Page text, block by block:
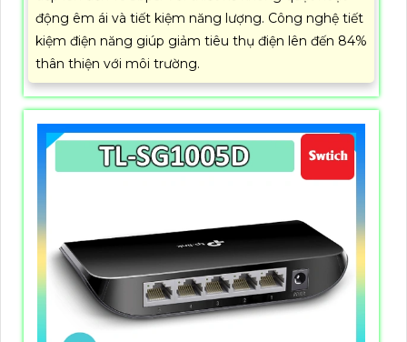
động êm ái và tiết kiệm năng lượng. Công nghệ tiết
kiệm điện năng giúp giảm tiêu thụ điện lên đến 84%
thân thiện với môi trường.